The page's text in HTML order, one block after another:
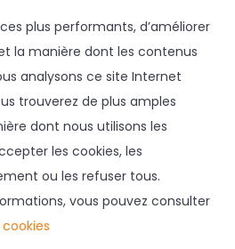
par
ZIDEE | Création web & e-
commerce
plus performants, d’améliorer
la manière dont les contenus
analysons ce site Internet
trouverez de plus amples
dont nous utilisons les
les cookies, les
ou les refuser tous.
vous pouvez consulter